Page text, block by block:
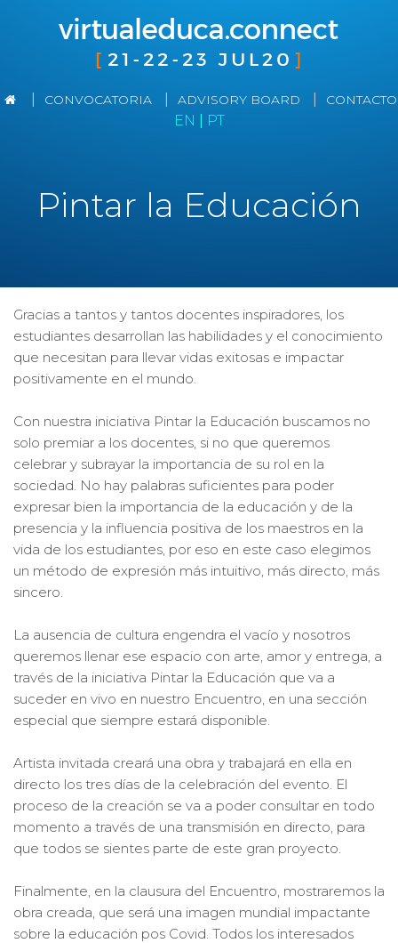
CONVOCATORIA ADVISORY BOARD CONTACTO
EN PT
Pintar la Educación
Gracias a tantos y tantos docentes inspiradores, los
estudiantes desarrollan las habilidades y el conocimiento
que necesitan para llevar vidas exitosas e impactar
positivamente en el mundo.
Con nuestra iniciativa Pintar la Educación buscamos no
solo premiar a los docentes, si no que queremos
celebrar y subrayar la importancia de su rol en la
sociedad. No hay palabras suficientes para poder
expresar bien la importancia de la educación y de la
presencia y la influencia positiva de los maestros en la
vida de los estudiantes, por eso en este caso elegimos
un método de expresión más intuitivo, más directo, más
sincero.
La ausencia de cultura engendra el vacío y nosotros
queremos llenar ese espacio con arte, amor y entrega, a
través de la iniciativa Pintar la Educación que va a
suceder en vivo en nuestro Encuentro, en una sección
especial que siempre estará disponible.
Artista invitada creará una obra y trabajará en ella en
directo los tres días de la celebración del evento. El
proceso de la creación se va a poder consultar en todo
momento a través de una transmisión en directo, para
que todos se sientes parte de este gran proyecto.
Finalmente, en la clausura del Encuentro, mostraremos la
obra creada, que será una imagen mundial impactante
sobre la educación pos Covid. Todos los interesados